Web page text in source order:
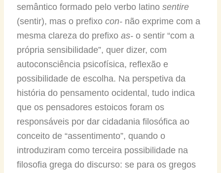
semântico formado pelo verbo latino sentire
(sentir), mas o prefixo con-não exprime com a
mesma clareza do prefixo as- o sentir “com a
própria sensibilidade”, quer dizer, com
autoconsciência psicofísica, reflexão e
possibilidade de escolha. Na perspetiva da
história do pensamento ocidental, tudo indica
que os pensadores estoicos foram os
responsáveis por dar cidadania filosófica ao
conceito de “assentimento”, quando o
introduziram como terceira possibilidade na
filosofia grega do discurso: se para os gregos